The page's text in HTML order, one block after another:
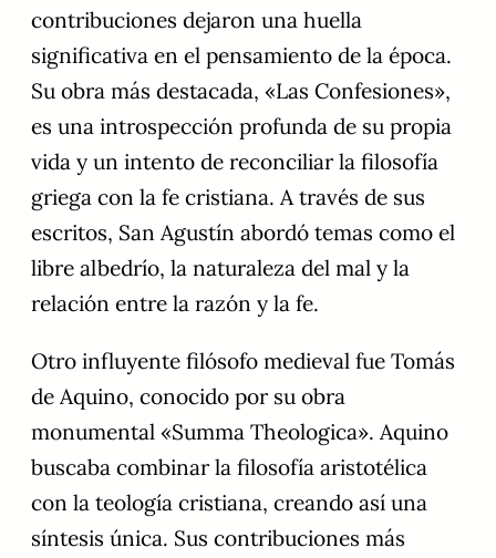
contribuciones dejaron una huella
significativa en el pensamiento de la época.
Su obra más destacada, «Las Confesiones»,
es una introspección profunda de su propia
vida y un intento de reconciliar la filosofía
griega con la fe cristiana. A través de sus
escritos, San Agustín abordó temas como el
libre albedrío, la naturaleza del mal y la
relación entre la razón y la fe.
Otro influyente filósofo medieval fue Tomás
de Aquino, conocido por su obra
monumental «Summa Theologica». Aquino
buscaba combinar la filosofía aristotélica
con la teología cristiana, creando así una
síntesis única. Sus contribuciones más